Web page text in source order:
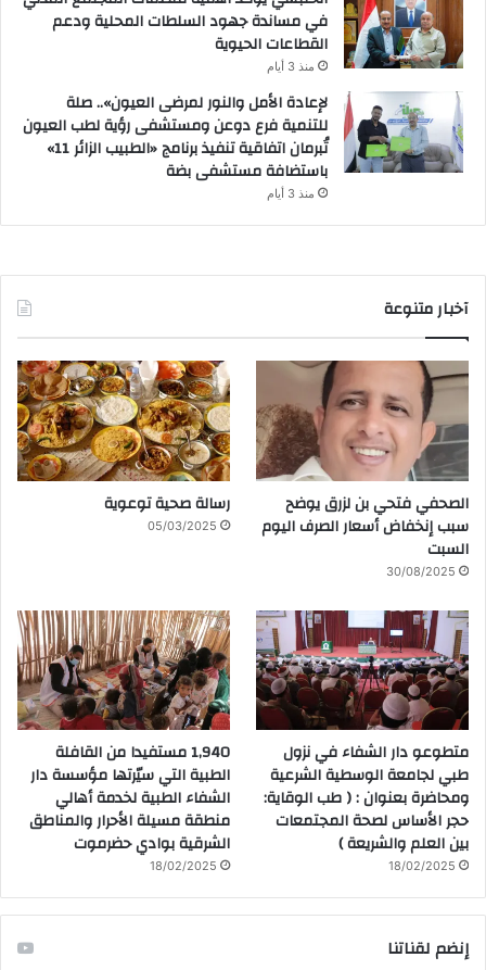
في مساندة جهود السلطات المحلية ودعم
القطاعات الحيوية
منذ 3 أيام
لإعادة الأمل والنور لمرضى العيون».. صلة
للتنمية فرع دوعن ومستشفى رؤية لطب العيون
تُبرمان اتفاقية تنفيذ برنامج «الطبيب الزائر 11»
باستضافة مستشفى بضة
منذ 3 أيام
آخبار متنوعة
الصحفي فتحي بن لزرق يوضح
سبب إنخفاض أسعار الصرف اليوم
السبت
30/08/2025
رسالة صحية توعوية
05/03/2025
متطوعو دار الشفاء في نزول
طبي لجامعة الوسطية الشرعية
ومحاضرة بعنوان : ( طب الوقاية:
حجر الأساس لصحة المجتمعات
بين العلم والشريعة )
18/02/2025
1,940 مستفيدا من القافلة
الطبية التي سيّرتها مؤسسة دار
الشفاء الطبية لخدمة أهالي
منطقة مسيلة الأحرار والمناطق
الشرقية بوادي حضرموت
18/02/2025
إنضم لقناتنا